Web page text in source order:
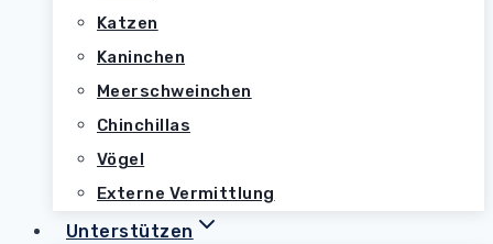
Katzen
Kaninchen
Meerschweinchen
Chinchillas
Vögel
Externe Vermittlung
Unterstützen